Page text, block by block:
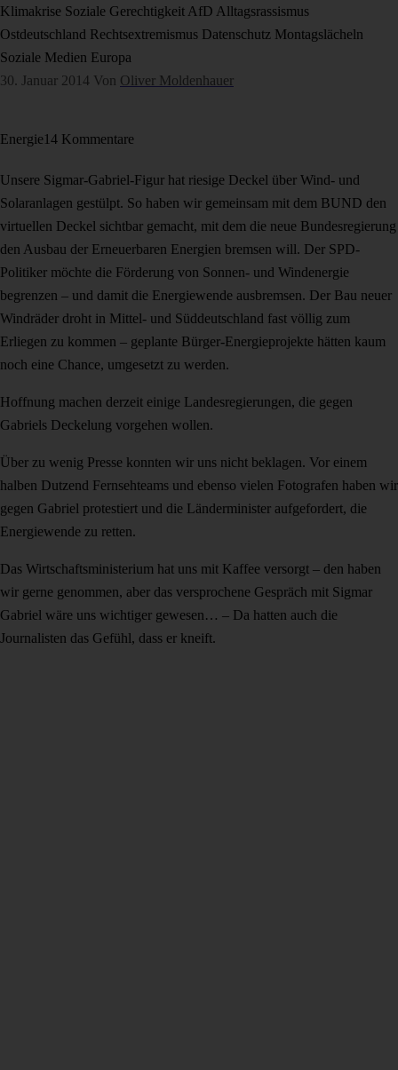
Klimakrise Soziale Gerechtigkeit AfD Alltagsrassismus
Ostdeutschland Rechtsextremismus Datenschutz Montagslächeln
Soziale Medien Europa
30. Januar 2014 Von Oliver Moldenhauer
Energie14 Kommentare
Unsere Sigmar-Gabriel-Figur hat riesige Deckel über Wind- und
Solaranlagen gestülpt. So haben wir gemeinsam mit dem BUND den
virtuellen Deckel sichtbar gemacht, mit dem die neue Bundesregierung
den Ausbau der Erneuerbaren Energien bremsen will. Der SPD-
Politiker möchte die Förderung von Sonnen- und Windenergie
begrenzen – und damit die Energiewende ausbremsen. Der Bau neuer
Windräder droht in Mittel- und Süddeutschland fast völlig zum
Erliegen zu kommen – geplante Bürger-Energieprojekte hätten kaum
noch eine Chance, umgesetzt zu werden.
Hoffnung machen derzeit einige Landesregierungen, die gegen
Gabriels Deckelung vorgehen wollen.
Über zu wenig Presse konnten wir uns nicht beklagen. Vor einem
halben Dutzend Fernsehteams und ebenso vielen Fotografen haben wir
gegen Gabriel protestiert und die Länderminister aufgefordert, die
Energiewende zu retten.
Das Wirtschaftsministerium hat uns mit Kaffee versorgt – den haben
wir gerne genommen, aber das versprochene Gespräch mit Sigmar
Gabriel wäre uns wichtiger gewesen… – Da hatten auch die
Journalisten das Gefühl, dass er kneift.